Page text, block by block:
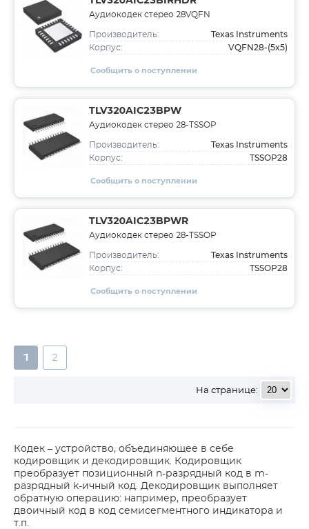
Аудиокодек стерео 28VQFN
Производитель: Texas Instruments
Корпус: VQFN28-(5x5)
Сообщить о поступлении
TLV320AIC23BPW
Аудиокодек стерео 28-TSSOP
Производитель: Texas Instruments
Корпус: TSSOP28
Сообщить о поступлении
TLV320AIC23BPWR
Аудиокодек стерео 28-TSSOP
Производитель: Texas Instruments
Корпус: TSSOP28
Сообщить о поступлении
1 2
На странице:
Кодек – устройство, объединяющее в себе
кодировщик и декодировщик. Кодировщик
преобразует позиционный n-разрядный код в m-
разрядный k-ичный код. Декодировщик выполняет
обратную операцию: например, преобразует
двоичный код в код семисегментного индикатора и
т.п.